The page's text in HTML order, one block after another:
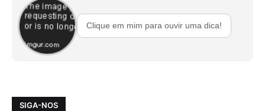
Clique em mim para ouvir uma dica!
SIGA-NOS